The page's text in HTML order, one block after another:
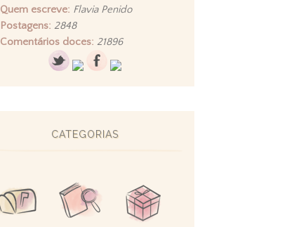
Quem escreve: Flavia Penido
Postagens: 2848
Comentários doces: 21896
CATEGORIAS